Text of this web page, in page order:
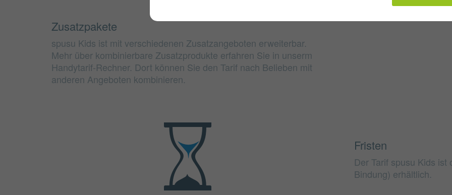
Zusatzpakete
spusu Kids ist mit verschiedenen Zusatzangeboten erweiterbar.
Mehr über kombinierbare Zusatzprodukte erfahren Sie in unserm
Handytarif-Rechner. Dort können Sie den Tarif nach Belieben mit
anderen Angeboten kombinieren.
Fristen
Der Tarif spusu Kids
Bindung) erhältlich.